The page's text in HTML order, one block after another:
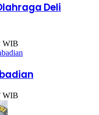
Deli
WIB
WIB